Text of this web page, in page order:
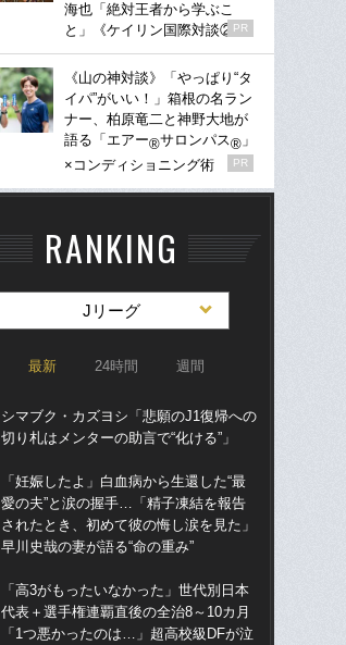
海也「絶対王者から学ぶこ
と」《ケイリン国際対談②》
PR
《山の神対談》「やっぱり“タ
イパ”がいい！」箱根の名ラン
ナー、柏原竜二と神野大地が
語る「エアー®サロンパス® 」
×コンディショニング術
PR
RANKING
Jリーグ
最新 24時間 週間
シマブク・カズヨシ「悲願のJ1復帰への
切り札はメンターの助言で“化ける”」
「妊娠したよ」白血病から生還した“最
愛の夫”と涙の握手…「精子凍結を報告
されたとき、初めて彼の悔し涙を見た」
早川史哉の妻が語る“命の重み”
「高3がもったいなかった」世代別日本
代表＋選手権連覇直後の全治8～10カ月
「1つ悪かったのは…」超高校級DFが泣